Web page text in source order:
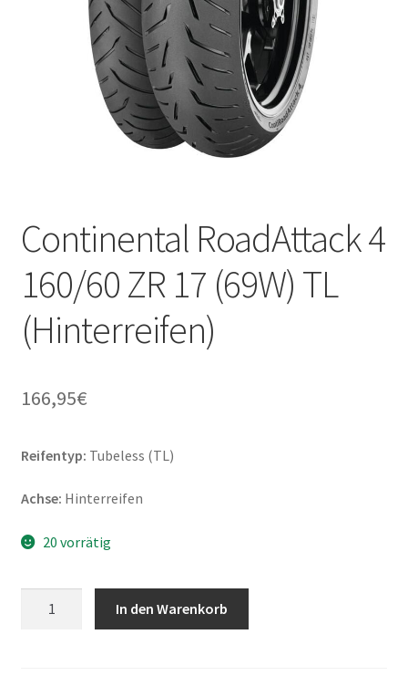
Continental RoadAttack 4
160/60 ZR 17 (69W) TL
(Hinterreifen)
166,95€
Reifentyp: Tubeless (TL)
Achse: Hinterreifen
20 vorrätig
In den Warenkorb